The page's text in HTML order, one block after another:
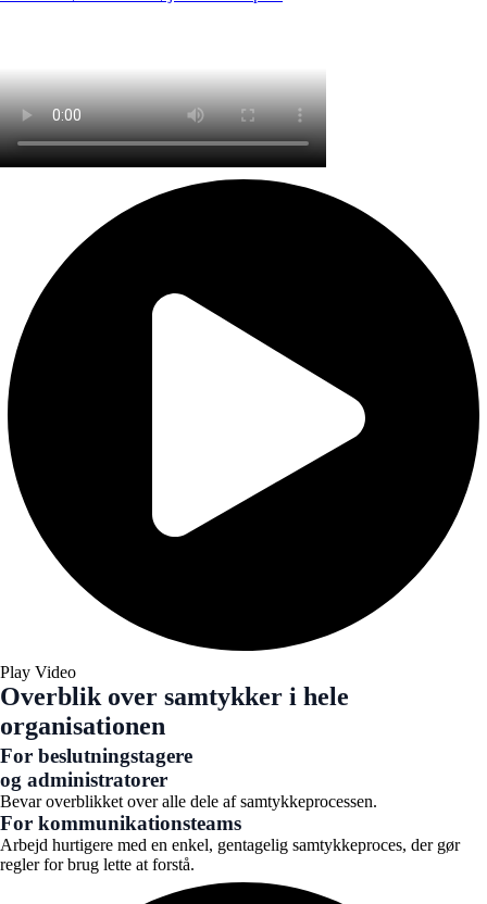
Play Video
Overblik over samtykker i hele
organisationen
For beslutningstagere
og administratorer
Bevar overblikket over alle dele af samtykkeprocessen.
For kommunikations­teams
Arbejd hurtigere med en enkel, gentagelig samtykkeproces, der gør
regler for brug lette at forstå.